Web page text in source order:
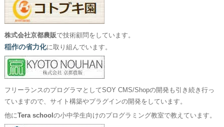
株式会社京都農販で技術顧問をしています。
稲作の省力化に取り組んでいます。
フリーランスのプログラマとしてSOY CMS/Shopの開発も引き続き行っ
ていますので、サイト構築やプラグインの開発をしています。
他にTera school の小中学生向けのプログラミング教室で教えています。